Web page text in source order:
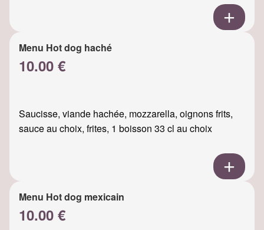
Menu Hot dog haché
10.00 €
Saucisse, viande hachée, mozzarella, oignons frits,
sauce au choix, frites, 1 boisson 33 cl au choix
Menu Hot dog mexicain
10.00 €